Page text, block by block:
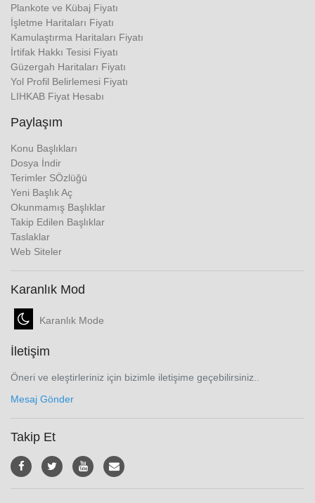
Plankote ve Kübaj Fiyatı
İşletme Haritaları Fiyatı
Kamulaştırma Haritaları Fiyatı
İrtifak Hakkı Tesisi Fiyatı
Güzergah Haritaları Fiyatı
Yol Profil Belirlemesi Fiyatı
LIHKAB Fiyat Hesabı
Paylaşım
Konu Başlıkları
Dosya İndir
Terimler SÖzlüğü
Yeni Başlık Aç
Okunmamış Başlıklar
Takip Edilen Başlıklar
Taslaklar
Web Siteler
Karanlık Mod
Karanlık Mode
İletişim
Öneri ve eleştirleriniz için bizimle iletişime geçebilirsiniz..
Mesaj Gönder
Takip Et